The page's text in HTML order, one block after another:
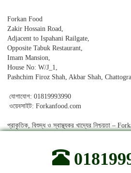
Forkan Food
Zakir Hossain Road,
Adjacent to Ispahani Railgate,
Opposite Tabuk Restaurant,
Imam Mansion,
House No: W/J_1,
Pashchim Firoz Shah, Akbar Shah,
যোগাযোগ: 01819993990
ওয়েবসাইট: Forkanfood.com
প্রাকৃতিক, বিশুদ্ধ ও স্বাস্থ্যকর খাদ্যের নিশ্চয়তা –